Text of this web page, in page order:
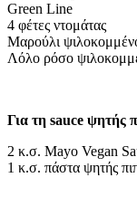
Green Line
4 φέτες ντομάτας
Μαρούλι
Λόλο ρόσο
Για τη sauce ψητής
2 κ.σ. Mayo Vegan
1 κ.σ. πάστα ψητής